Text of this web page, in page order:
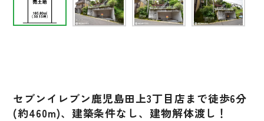
セブンイレブン鹿児島田上3丁目店まで徒歩6分
(約460m)、建築条件なし、建物解体渡し！